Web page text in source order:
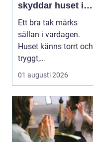
skyddar huset i
längden
Ett bra tak märks
sällan i vardagen.
Huset känns torrt och
tryggt,
inomhusklimatet
01 augusti 2026